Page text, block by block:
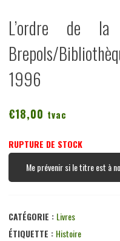
L’ordre de la
Brepols/
1996
€18,00 tvac
RUPTURE DE STOCK
Me prévenir si le titre est à
CATÉGORIE : Livres
ÉTIQUETTE : Histoire